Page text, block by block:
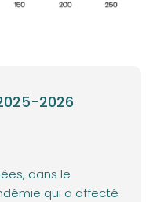
2025-2026
dans le
qui a affecté